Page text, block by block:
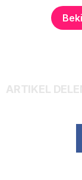
ARTIKEL